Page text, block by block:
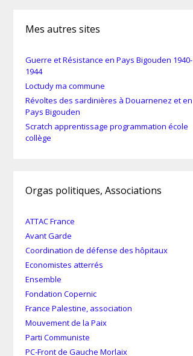
Mes autres sites
Guerre et Résistance en Pays Bigouden 1940-
1944
Loctudy ma commune
Révoltes des sardinières à Douarnenez et en
Pays Bigouden
Scratch apprentissage programmation école
collège
Orgas politiques, Associations
ATTAC France
Avant Garde
Coordination de défense des hôpitaux
Economistes atterrés
Ensemble
Fondation Copernic
France Palestine, association
Mouvement de la Paix
Parti Communiste
PC-Front de Gauche Morlaix